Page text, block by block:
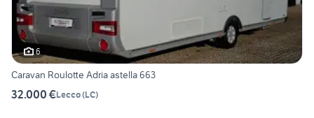
6
Caravan Roulotte Adria astella 663
32.000 €Lecco(LC)